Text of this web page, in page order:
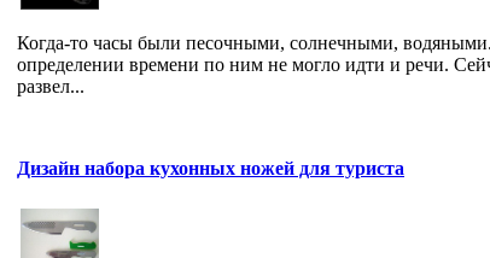
Когда-то часы были песочными, солнечными,
определении времени по ним не могло идти и речи.
развел...
Дизайн набора кухонных ножей для туриста